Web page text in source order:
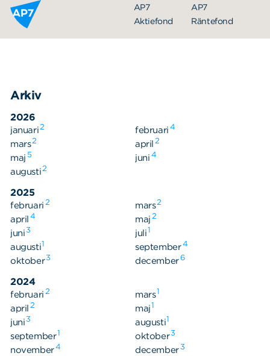
Hoppa till innehållet
AP7
Aktiefond
AP7
Räntefond
Arkiv
2026
januari2 februari 4
mars2 april 2
maj 5 juni 4
augusti2
2025
februari 2 mars2
april 4 maj 2
juni3 juli1
augusti1 september4
oktober3 december6
2024
februari 2 mars1
april 2 maj1
juni3 augusti1
september1 oktober3
november4 december3
Organisation
Ledning
Årsredovisningar
Nyheter
Om Cookies
Policy om personuppgifter